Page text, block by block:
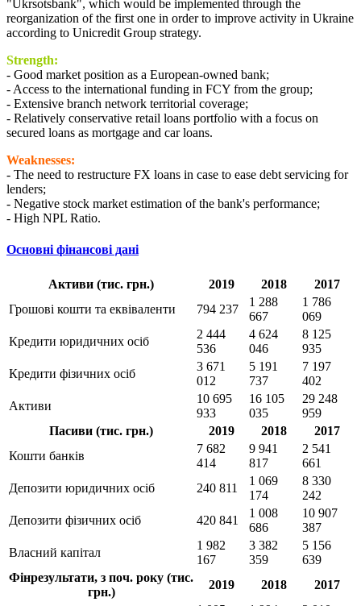
"Ukrsotsbank", which would be implemented through the
reorganization of the first one in order to improve activity in Ukraine
according to Unicredit Group strategy.
Strength:
- Good market position as a European-owned bank;
- Access to the international funding in FCY from the group;
- Extensive branch network territorial coverage;
- Relatively conservative retail loans portfolio with a focus on
secured loans as mortgage and car loans.
Weaknesses:
- The need to restructure FX loans in case to ease debt servicing for
lenders;
- Negative stock market estimation of the bank's performance;
- High NPL Ratio.
Основні фінансові дані
Активи (тис. грн.) 2019 2018
2017
Грошові кошти та еквіваленти
794 237
1 288
667
1 786
069
Кредити юридичних осіб
2 444
536
4 624
046
8 125
935
Кредити фізичних осіб
3 671
012
5 191
737
7 197
402
Активи
10 695
933
16 105
035
29 248
959
Пасиви (тис. грн.)
2019 2018
2017
Кошти банків
7 682
414
9 941
817
2 541
661
Депозити юридичних осіб
240 811
1 069
174
8 330
242
Депозити фізичних осіб
420 841
1 008
686
10 907
387
Власний капітал
1 982
167
3 382
359
5 156
639
Фінрезультати, з поч. року (тис.
грн.)
2019 2018 2017